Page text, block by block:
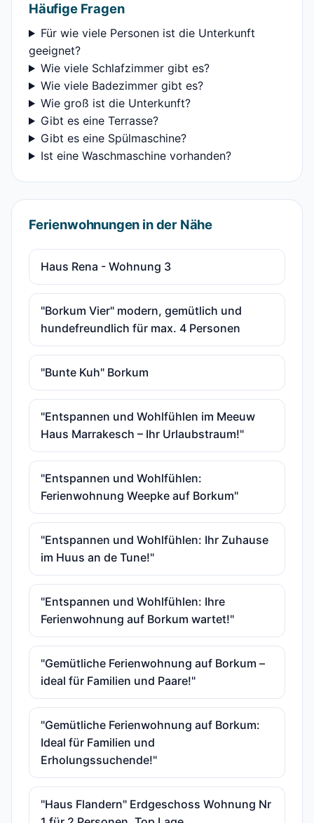
Häufige Fragen
Für wie viele Personen ist die Unterkunft
geeignet?
Wie viele Schlafzimmer gibt es?
Wie viele Badezimmer gibt es?
Wie groß ist die Unterkunft?
Gibt es eine Terrasse?
Gibt es eine Spülmaschine?
Ist eine Waschmaschine vorhanden?
Ferienwohnungen in der Nähe
Haus Rena - Wohnung 3
"Borkum Vier" modern, gemütlich und
hundefreundlich für max. 4 Personen
"Bunte Kuh" Borkum
"Entspannen und Wohlfühlen im Meeuw
Haus Marrakesch – Ihr Urlaubstraum!"
"Entspannen und Wohlfühlen:
Ferienwohnung Weepke auf Borkum"
"Entspannen und Wohlfühlen: Ihr Zuhause
im Huus an de Tune!"
"Entspannen und Wohlfühlen: Ihre
Ferienwohnung auf Borkum wartet!"
"Gemütliche Ferienwohnung auf Borkum –
ideal für Familien und Paare!"
"Gemütliche Ferienwohnung auf Borkum:
Ideal für Familien und
Erholungssuchende!"
"Haus Flandern" Erdgeschoss Wohnung Nr